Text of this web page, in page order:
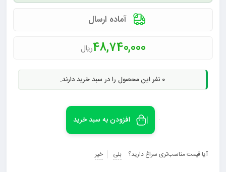
آماده ارسال
48,740,000ریال
0 نفر این محصول را در سبد خرید دارند.
افزودن به سبد خرید
آیا قیمت مناسب‌تری سراغ دارید؟ بلی خیر